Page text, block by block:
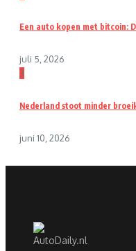
Een auto kopen met bitcoin:
juli 5, 2026
3
Nederland stoot minder
juni 10, 2026